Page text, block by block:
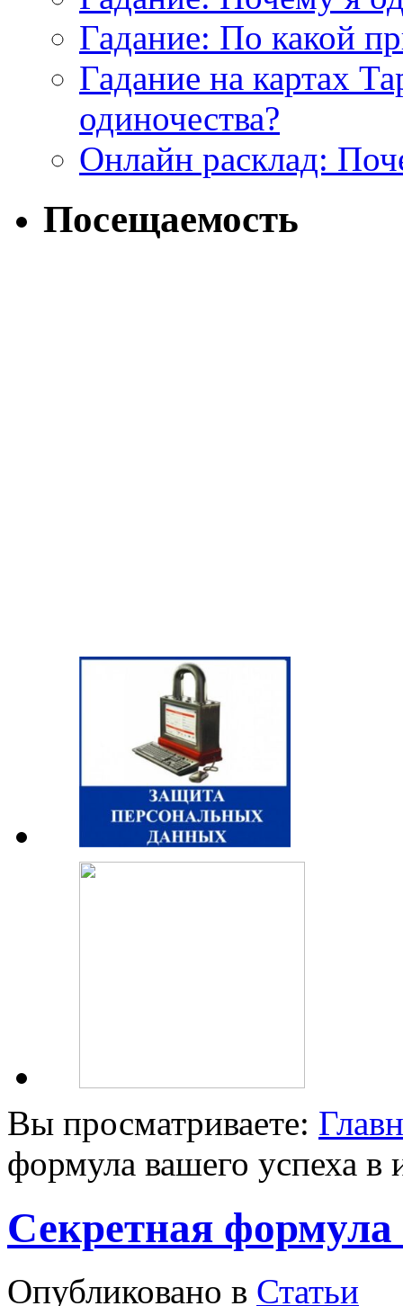
Гадание: По какой
Гадание на картах
одиночества?
Онлайн расклад:
Посещаемость
Вы просматриваете:
формула вашего успеха в
Секретная
Опубликовано в Статьи